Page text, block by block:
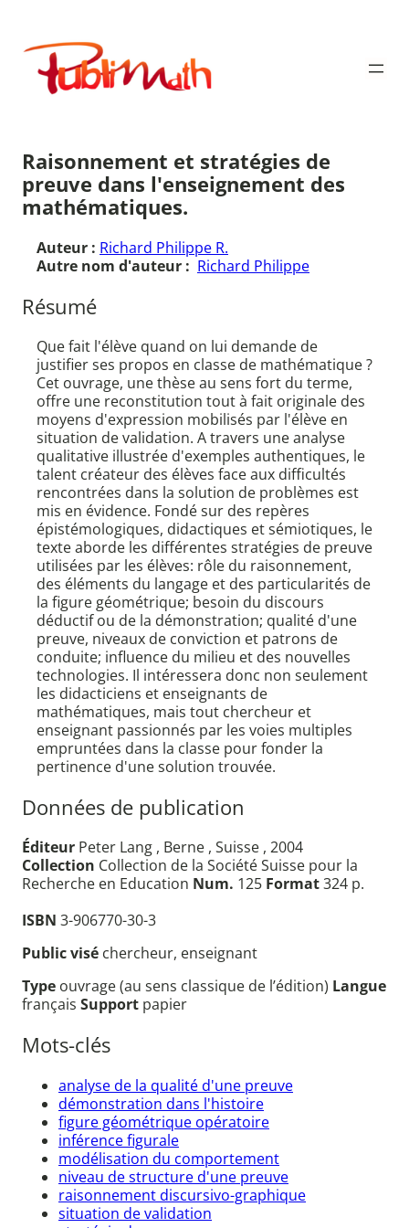
contenu
Publimath
Raisonnement et stratégies de
preuve dans l'enseignement des
mathématiques.
Auteur : Richard Philippe R.
Autre nom d'auteur : Richard Philippe
Résumé
Que fait l'élève quand on lui demande de
justifier ses propos en classe de mathématique ?
Cet ouvrage, une thèse au sens fort du terme,
offre une reconstitution tout à fait originale des
moyens d'expression mobilisés par l'élève en
situation de validation. A travers une analyse
qualitative illustrée d'exemples authentiques, le
talent créateur des élèves face aux difficultés
rencontrées dans la solution de problèmes est
mis en évidence. Fondé sur des repères
épistémologiques, didactiques et sémiotiques, le
texte aborde les différentes stratégies de preuve
utilisées par les élèves: rôle du raisonnement,
des éléments du langage et des particularités de
la figure géométrique; besoin du discours
déductif ou de la démonstration; qualité d'une
preuve, niveaux de conviction et patrons de
conduite; influence du milieu et des nouvelles
technologies. Il intéressera donc non seulement
les didacticiens et enseignants de
mathématiques, mais tout chercheur et
enseignant passionnés par les voies multiples
empruntées dans la classe pour fonder la
pertinence d'une solution trouvée.
Données de publication
Éditeur Peter Lang , Berne , Suisse , 2004
Collection Collection de la Société Suisse pour la
Recherche en Education Num. 125 Format324 p.
ISBN 3-906770-30-3
Public visé chercheur, enseignant
Type ouvrage (au sens classique de l’édition) Langue
français Support papier
Mots-clés
analyse de la qualité d'une preuve
démonstration dans l'histoire
figure géométrique opératoire
inférence figurale
modélisation du comportement
niveau de structure d'une preuve
raisonnement discursivo-graphique
situation de validation